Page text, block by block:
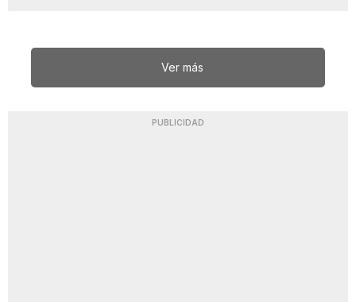
Ver más
PUBLICIDAD